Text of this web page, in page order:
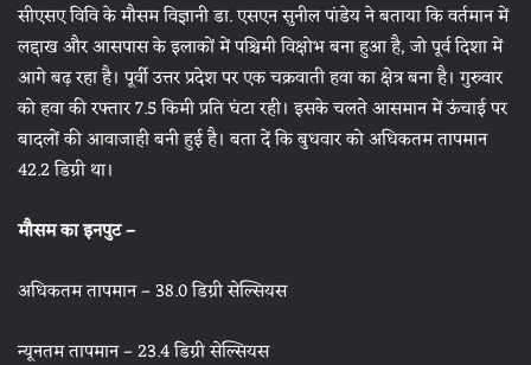
सीएसए विवि के मौसम विज्ञानी डा. एसएन सुनील पांडेय ने बताया कि वर्तमान में
लद्दाख और आसपास के इलाकों में पश्चिमी विक्षोभ बना हुआ है, जो पूर्व दिशा में
आगे बढ़ रहा है। पूर्वी उत्तर प्रदेश पर एक चक्रवाती हवा का क्षेत्र बना है। गुरुवार
को हवा की रफ्तार 7.5 किमी प्रति घंटा रही। इसके चलते आसमान में ऊंचाई पर
बादलों की आवाजाही बनी हुई है। बता दें कि बुधवार को अधिकतम तापमान
42.2 डिग्री था।
मौसम का इनपुट –
अधिकतम तापमान – 38.0 डिग्री सेल्सियस
न्यूनतम तापमान – 23.4 डिग्री सेल्सियस